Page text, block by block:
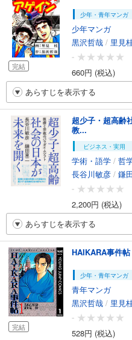
完結
少年・青年マンガ
少年マンガ
黒沢哲哉 / 里見
-
660円 (税込)
あらすじを表示する
超少子・超高齢
教...
ビジネス・実用
学術・語学 / 哲
長谷川敏彦 / 鎌
-
2,200円 (税込)
あらすじを表示する
完結
HAIKARA事件帖
少年・青年マンガ
青年マンガ
黒沢哲哉 / 里見
-
528円 (税込)